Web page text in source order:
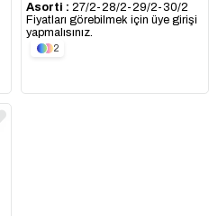
Asorti : 27/2-28/2-29/2-30/2
Fiyatları görebilmek için üye girişi
yapmalısınız.
2